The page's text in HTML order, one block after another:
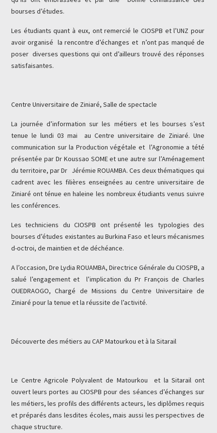
bourses d’études.
Les étudiants quant à eux, ont remercié le CIOSPB et l’UNZ pour
avoir organisé la rencontre d’échanges et n’ont pas manqué de
poser diverses questions qui ont d’ailleurs trouvé des réponses
satisfaisantes.
Centre Universitaire de Ziniaré, Salle de spectacle
La journée d’information sur les métiers et les bourses s’est
tenue le lundi 03 mai au Centre universitaire de Ziniaré. Une
communication sur la Production végétale et l’Agronomie a tété
présentée par Dr Koussao SOME et une autre sur l’Aménagement
du territoire, par Dr Jérémie ROUAMBA. Ces deux thématiques qui
cadrent avec les filières enseignées au centre universitaire de
Ziniaré ont ténue en haleine les nombreux étudiants venus suivre
les conférences.
Les techniciens du CIOSPB ont présenté les typologies des
bourses d’études existantes au Burkina Faso et leurs mécanismes
d-octroi, de maintien et de déchéance.
A l’occasion, Dre Lydia ROUAMBA, Directrice Générale du CIOSPB, a
salué l’engagement et l’implication du Pr François de Charles
OUEDRAOGO, Chargé de Missions du Centre Universitaire de
Ziniaré pour la tenue et la réussite de l’activité.
Découverte des métiers au CAP Matourkou et à la Sitarail
Le Centre Agricole Polyvalent de Matourkou et la Sitarail ont
ouvert leurs portes au CIOSPB pour des séances d’échanges sur
les métiers, les profils des différents acteurs, les diplômes requis
et préparés dans lesdites écoles, mais aussi les perspectives de
chaque structure.